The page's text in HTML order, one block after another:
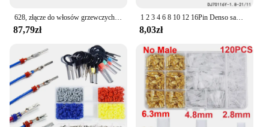
628, złącze do włosów grzewczych, regulowane temperaturą, żelazko grzewcze, keratynowe narzędzia do przedłużania włosów, wyświetlacz LCD, Mini Iron Fusion
87,79zł
1 2 3 4 6 8 10 12 16Pin Denso samochodowe zamknięte do ciężarówek gniazdo wtyczka z czujnikiem tlenu wodoodporna elektryczny wiązka przewodów z kablem
8,03zł